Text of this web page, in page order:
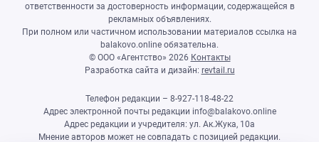
ответственности за достоверность информации, содержащейся в
рекламных объявлениях.
При полном или частичном использовании материалов ссылка на
balakovo.online обязательна.
© ООО «Агентство» 2026 Контакты
Разработка сайта и дизайн: revtail.ru
Телефон редакции – 8-927-118-48-22
Адрес электронной почты редакции info@balakovo.online
Адрес редакции и учредителя: ул. Ак.Жука, 10а
Мнение авторов может не совпадать с позицией редакции.